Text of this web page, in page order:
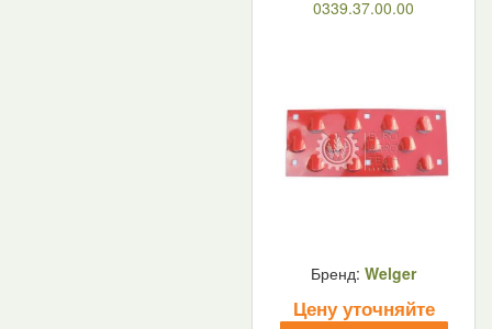
0339.37.00.00
Бренд: Welger
Цену уточняйте